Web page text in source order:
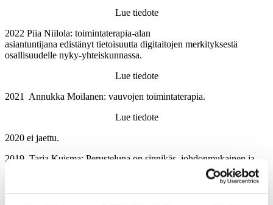
Lue tiedote
2022 Piia Niilola: toimintaterapia-alan
asiantuntijana edistänyt tietoisuutta digitaitojen merkityksestä
osallisuudelle nyky-yhteiskunnassa.
Lue tiedote
2021 Annukka Moilanen: vauvojen toimintaterapia.
Lue tiedote
2020 ei jaettu.
2019 Tarja Kuisma: Perusteluna on sinnikäs, johdonmukainen ja
strateginen työ lasten toimintaterapiapalveluiden rakentamiseksi